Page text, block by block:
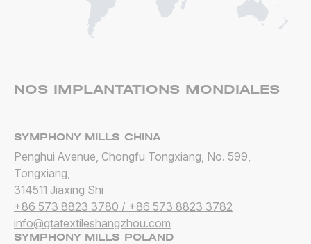
NOS IMPLANTATIONS MONDIALES
SYMPHONY MILLS CHINA
Penghui Avenue, Chongfu Tongxiang, No. 599,
Tongxiang,
314511 Jiaxing Shi
+86 573 8823 3780 / +86 573 8823 3782
info@gtatextileshangzhou.com
SYMPHONY MILLS POLAND